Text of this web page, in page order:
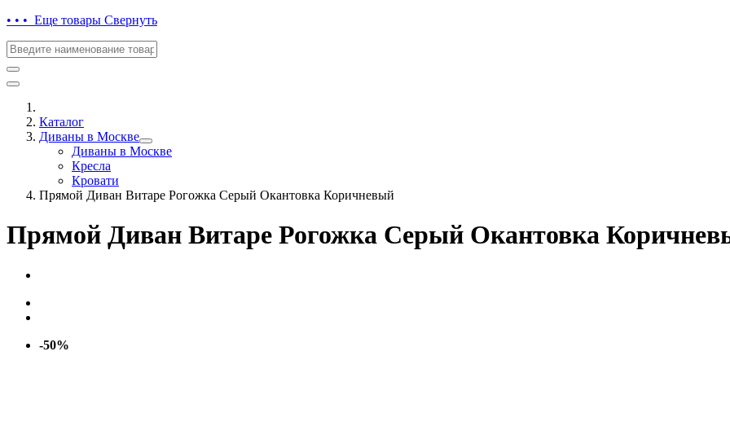
• • • Еще товары Свернуть
Каталог
Диваны в Москве
Диваны в Москве
Кресла
Кровати
Прямой Диван Витаре Рогожка Серый Окантовка Коричневый
Прямой Диван Витаре Рогожка Серый Окантовка
-50%